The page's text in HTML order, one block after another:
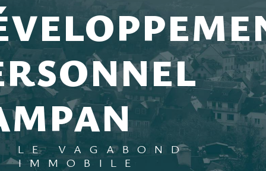
LE VAGABOND
IMMOBILE